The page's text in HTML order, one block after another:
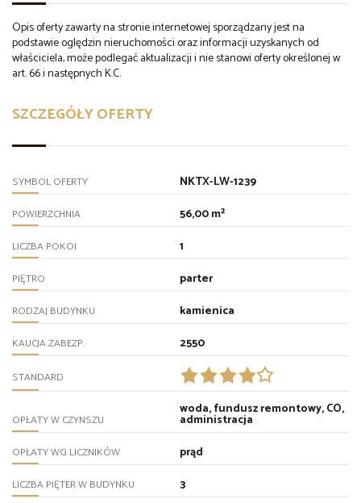
Opis oferty zawarty na stronie internetowej sporządzany jest na
podstawie oględzin nieruchomości oraz informacji uzyskanych od
właściciela, może podlegać aktualizacji i nie stanowi oferty określonej w
art. 66 i następnych K.C.
SZCZEGÓŁY OFERTY
SYMBOL OFERTY NKTX-LW-1239
POWIERZCHNIA 56,00 m²
LICZBA POKOI 1
PIĘTRO parter
RODZAJ BUDYNKU kamienica
KAUCJA ZABEZP. 2550
STANDARD
OPŁATY W CZYNSZU
woda, fundusz remontowy, CO,
administracja
OPŁATY WG LICZNIKÓW prąd
LICZBA PIĘTER W BUDYNKU 3